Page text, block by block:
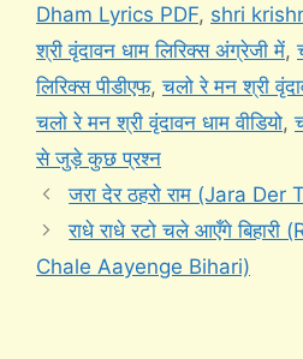
Dham Lyrics PDF, shri
श्री वृंदावन धाम लिरिक्स अंग्रेजी में,
लिरिक्स पीडीएफ,चलो रे मन श्री
चलो रे मन श्री वृंदावन धाम वीडियो,
से जुड़े कुछ प्रश्न
जरा देर ठहरो राम (Jara
राधे राधे रटो चले आएँगे
Chale Aayenge Bihari)